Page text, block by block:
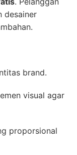
desainer
brand.
visual agar
proporsional